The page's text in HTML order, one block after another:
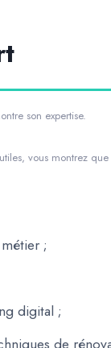
son expertise.
vous montrez
;
digital ;